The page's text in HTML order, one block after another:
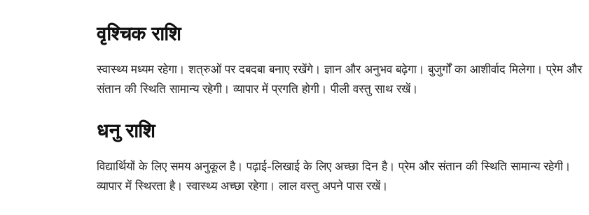
वृश्चिक राशि
स्वास्थ्य मध्यम रहेगा। शत्रुओं पर दबदबा बनाए रखेंगे। ज्ञान और अनुभव बढ़ेगा। बुजुर्गों का आशीर्वाद मिलेगा। प्रेम और
संतान की स्थिति सामान्य रहेगी। व्यापार में प्रगति होगी। पीली वस्तु साथ रखें।
धनु राशि
विद्यार्थियों के लिए समय अनुकूल है। पढ़ाई-लिखाई के लिए अच्छा दिन है। प्रेम और संतान की स्थिति सामान्य रहेगी।
व्यापार में स्थिरता है। स्वास्थ्य अच्छा रहेगा। लाल वस्तु अपने पास रखें।